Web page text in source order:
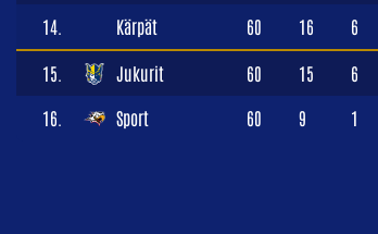
14. Kärpät 60 16 6
15. Jukurit 60 15 6
16. Sport 60 9 1